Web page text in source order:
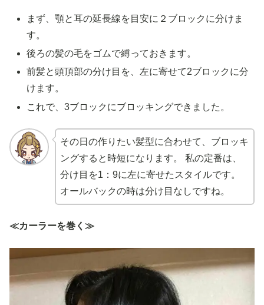
まず、顎と耳の延長線を目安に２ブロックに分けま
す。
後ろの髪の毛をゴムで縛っておきます。
前髪と頭頂部の分け目を、左に寄せて2ブロックに分
けます。
これで、3ブロックにブロッキングできました。
その日の作りたい髪型に合わせて、ブロッキ
ングすると時短になります。 私の定番は、
分け目を1：9に左に寄せたスタイルです。
オールバックの時は分け目なしですね。
≪カーラーを巻く≫